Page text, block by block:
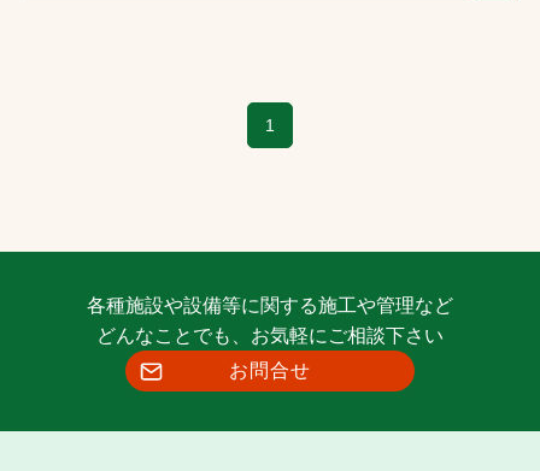
1
各種施設や設備等に関する施工や管理など
どんなことでも、お気軽にご相談下さい
お問合せ